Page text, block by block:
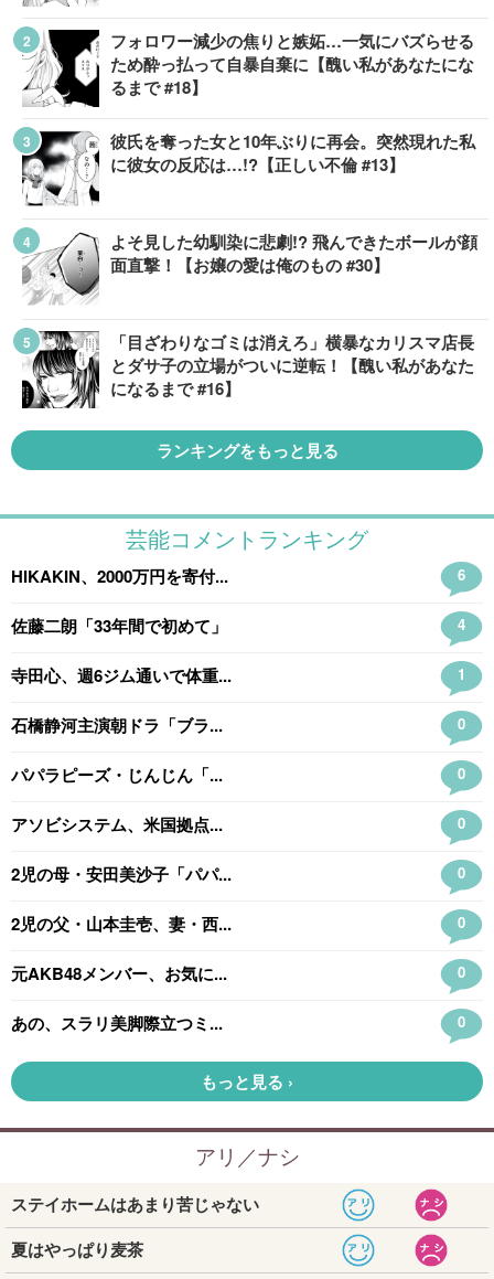
フォロワー減少の焦りと嫉妬…一気にバズらせる
ため酔っ払って自暴自棄に【醜い私があなたにな
るまで #18】
彼氏を奪った女と10年ぶりに再会。突然現れた私
に彼女の反応は…!?【正しい不倫 #13】
よそ見した幼馴染に悲劇!? 飛んできたボールが顔
面直撃！【お嬢の愛は俺のもの #30】
「目ざわりなゴミは消えろ」横暴なカリスマ店長
とダサ子の立場がついに逆転！【醜い私があなた
になるまで #16】
ランキングをもっと見る